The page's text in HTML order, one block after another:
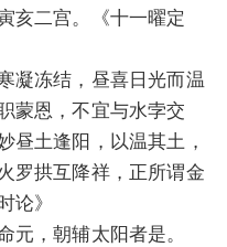
亥二宫。《十一曜定
凝冻结，昼喜日光而温
蒙恩，不宜与水孛交
昼土逢阳，以温其土，
罗拱互降祥，正所谓金
论》
元，朝辅太阳者是。